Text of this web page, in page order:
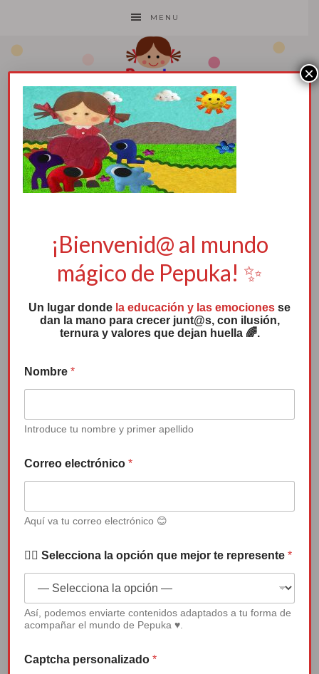
MENU
5
25 abril, 2018porPepuka
quite la sonrisa”
Reproductor
de
vídeo
00:00
¡Bienvenid@ al mundo
mágico de Pepuka! ✨
Un lugar donde la educación y las emociones se
dan la mano para crecer junt@s, con ilusión,
ternura y valores que dejan huella 🌈.
e
p
s
t
e
l
e
t
ó
i
c
o
p
Nombre*
Introduce tu nombre y primer apellido
Correo electrónico*
Aquí va tu correo electrónico 😊
✍🏻 Selecciona la opción que mejor te represente*
Así, podemos enviarte contenidos adaptados a tu forma de
acompañar el mundo de Pepuka ♥.
Captcha personalizado*
×